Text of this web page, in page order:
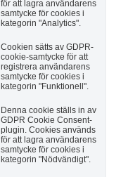
för att lagra användarens
samtycke för cookies i
kategorin "Analytics".
Cookien sätts av GDPR-
cookie-samtycke för att
registrera användarens
samtycke för cookies i
kategorin "Funktionell".
Denna cookie ställs in av
GDPR Cookie Consent-
plugin. Cookies används
för att lagra användarens
samtycke för cookies i
kategorin "Nödvändigt".